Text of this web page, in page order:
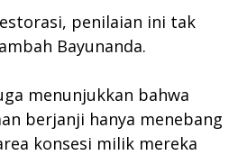
penilaian ini tak
Bayunanda.
menunjukkan bahwa
berjanji hanya menebang
konsesi milik mereka